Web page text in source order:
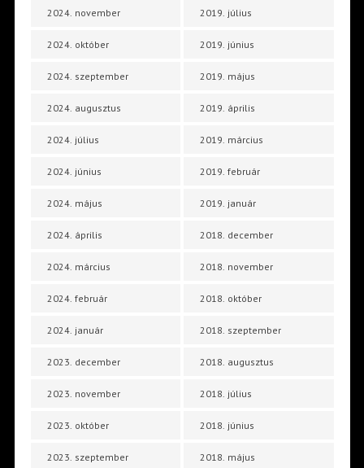
2024. november
2024. október
2024. szeptember
2024. augusztus
2024. július
2024. június
2024. május
2024. április
2024. március
2024. február
2024. január
2023. december
2023. november
2023. október
2023. szeptember
2019. július
2019. június
2019. május
2019. április
2019. március
2019. február
2019. január
2018. december
2018. november
2018. október
2018. szeptember
2018. augusztus
2018. július
2018. június
2018. május